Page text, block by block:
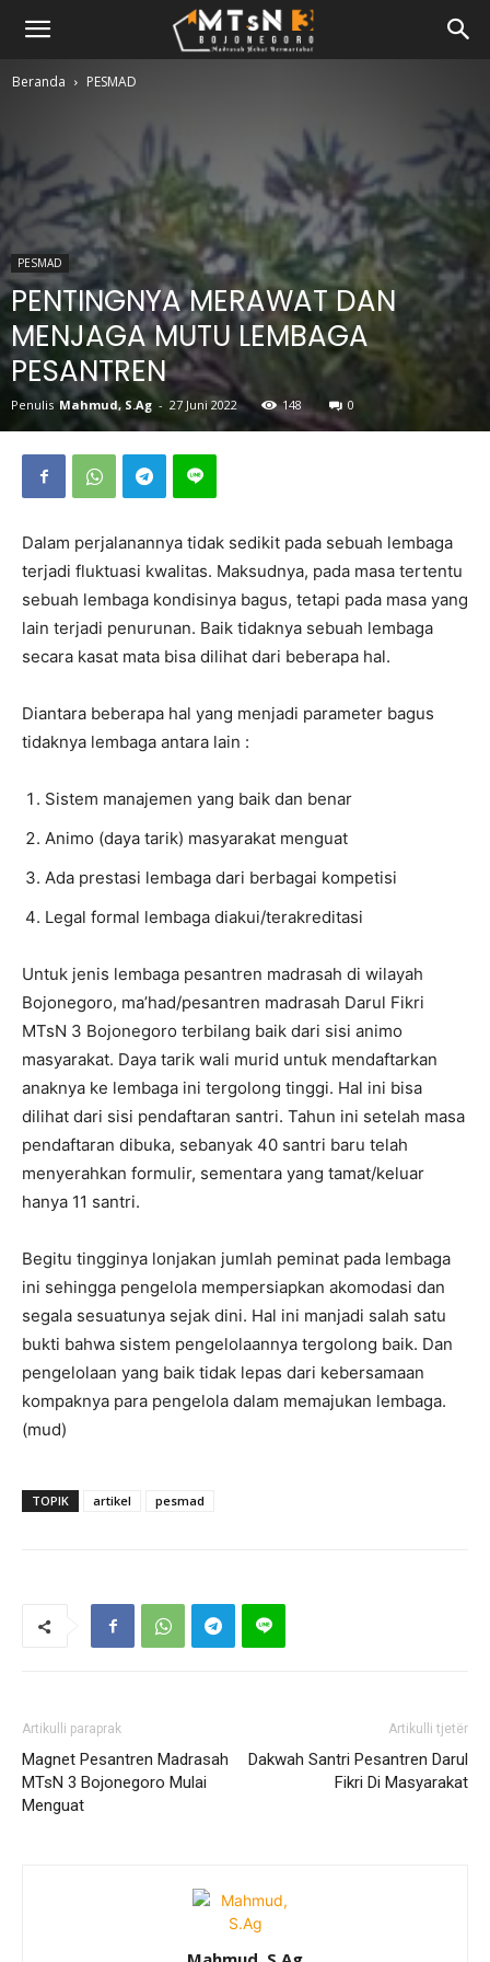
Beranda PESMAD
PESMAD
PENTINGNYA MERAWAT DAN
MENJAGA MUTU LEMBAGA
PESANTREN
Penulis Mahmud, S.Ag - 27 Juni 2022 148 0
Dalam perjalanannya tidak sedikit pada sebuah lembaga
terjadi fluktuasi kwalitas. Maksudnya, pada masa tertentu
sebuah lembaga kondisinya bagus, tetapi pada masa yang
lain terjadi penurunan. Baik tidaknya sebuah lembaga
secara kasat mata bisa dilihat dari beberapa hal.
Diantara beberapa hal yang menjadi parameter bagus
tidaknya lembaga antara lain :
Sistem manajemen yang baik dan benar
Animo (daya tarik) masyarakat menguat
Ada prestasi lembaga dari berbagai kompetisi
Legal formal lembaga diakui/terakreditasi
Untuk jenis lembaga pesantren madrasah di wilayah
Bojonegoro, ma’had/pesantren madrasah Darul Fikri
MTsN 3 Bojonegoro terbilang baik dari sisi animo
masyarakat. Daya tarik wali murid untuk mendaftarkan
anaknya ke lembaga ini tergolong tinggi. Hal ini bisa
dilihat dari sisi pendaftaran santri. Tahun ini setelah masa
pendaftaran dibuka, sebanyak 40 santri baru telah
menyerahkan formulir, sementara yang tamat/keluar
hanya 11 santri.
Begitu tingginya lonjakan jumlah peminat pada lembaga
ini sehingga pengelola mempersiapkan akomodasi dan
segala sesuatunya sejak dini. Hal ini manjadi salah satu
bukti bahwa sistem pengelolaannya tergolong baik. Dan
pengelolaan yang baik tidak lepas dari kebersamaan
kompaknya para pengelola dalam memajukan lembaga.
(mud)
TOPIK artikel pesmad
Artikulli paraprak
Magnet Pesantren Madrasah
MTsN 3 Bojonegoro Mulai
Menguat
Artikulli tjetër
Dakwah Santri Pesantren Darul
Fikri Di Masyarakat